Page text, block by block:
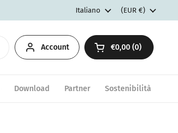
Spedizioni gratuite per ordini
Lingua
Italiano Paese/Area
(EUR €)
Account Apri carrello
€0,00 0
Download Partner Sostenibilità